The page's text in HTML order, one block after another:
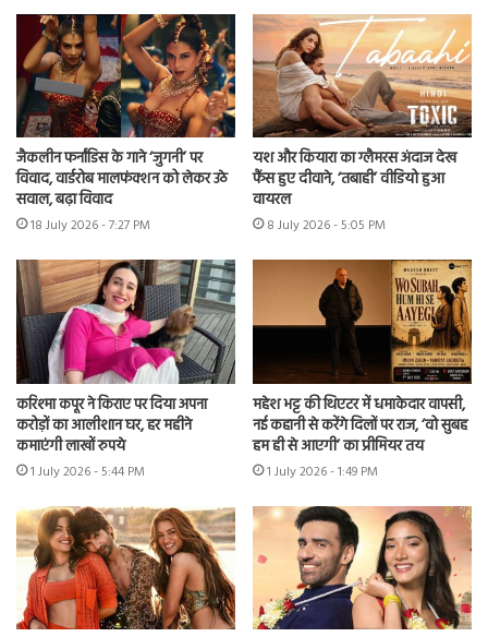
जैकलीन फर्नांडिस के गाने ‘जुगनी’ पर
विवाद, वार्डरोब मालफंक्शन को लेकर उठे
सवाल, बढ़ा विवाद
18 July 2026 - 7:27 PM
यश और कियारा का ग्लैमरस अंदाज देख
फैंस हुए दीवाने, ‘तबाही’ वीडियो हुआ
वायरल
8 July 2026 - 5:05 PM
करिश्मा कपूर ने किराए पर दिया अपना
करोड़ों का आलीशान घर, हर महीने
कमाएंगी लाखों रुपये
1 July 2026 - 5:44 PM
महेश भट्ट की थिएटर में धमाकेदार वापसी,
नई कहानी से करेंगे दिलों पर राज, ‘वो सुबह
हम ही से आएगी’ का प्रीमियर तय
1 July 2026 - 1:49 PM